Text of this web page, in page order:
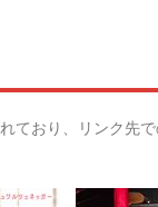
ており、リンク先